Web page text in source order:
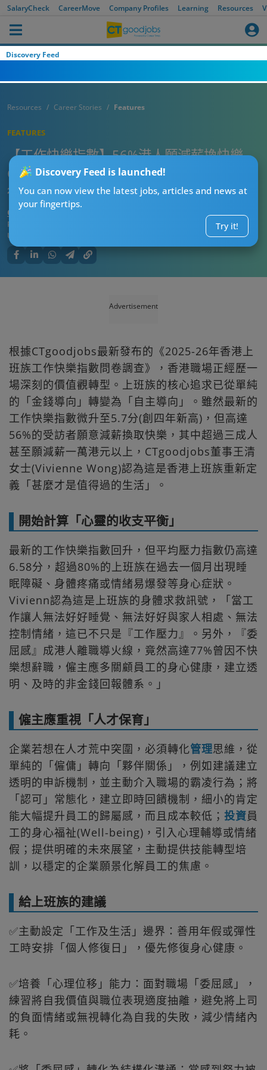
SalaryCheck CareerMove Company Profiles Learning Resources
Discovery Feed
Discovery Feed is launched!
You can now view the latest jobs, articles and news at
your fingertips.
Try it!
Resources Career Stories Features
FEATURES
【工作快樂指數】56%港人願減薪換快樂
CTgoodjobs董事：上班族正重新定義「值
得過的生活」
CTgoodjobs’ Editor
Published:
Updated:
Advertisement
根據CTgoodjobs最新發布的《2025-26年香港上
班族工作快樂指數問卷調查》，香港職場正經歷一
場深刻的價值觀轉型。上班族的核心追求已從單純
的「金錢導向」轉變為「自主導向」。雖然最新的
工作快樂指數微升至5.7分(創四年新高)，但高達
56%的受訪者願意減薪換取快樂，其中超過三成人
甚至願減薪一萬港元以上，CTgoodjobs董事王清
女士(Vivienne Wong)認為這是香港上班族重新定
義「甚麼才是值得過的生活」。
開始計算「心靈的收支平衡」
最新的工作快樂指數回升，但平均壓力指數仍高達
6.58分，超過80%的上班族在過去一個月出現睡
眠障礙、身體疼痛或情緒易爆發等身心症狀。
Vivienn認為這是上班族的身體求救訊號，「當工
作讓人無法好好睡覺、無法好好與家人相處、無法
控制情緒，這已不只是『工作壓力』。另外，『委
屈感』成港人離職導火線，竟然高達77%曾因不快
樂想辭職，僱主應多關顧員工的身心健康，建立透
明、及時的非金錢回報體系。」
僱主應重視「人才保育」
企業若想在人才荒中突圍，必須轉化管理思維，從
單純的「僱傭」轉向「夥伴關係」，例如建議建立
透明的申訴機制，並主動介入職場的霸凌行為；將
「認可」常態化，建立即時回饋機制，細小的肯定
能大幅提升員工的歸屬感，而且成本較低； 投資員
工的身心福祉(Well-being)，引入心理輔導或情緒
假；提供明確的未來展望，主動提供技能轉型培
訓，以穩定的企業願景化解員工的焦慮。
給上班族的建議
✅主動設定「工作及生活」邊界：善用年假或彈性
工時安排「個人修復日」，優先修復身心健康。
✅培養「心理位移」能力：面對職場「委屈感」，
練習將自我價值與職位表現適度抽離，避免將上司
的負面情緒或無視轉化為自我的失敗，減少情緒內
耗。